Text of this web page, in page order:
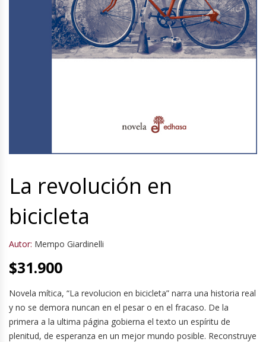
La revolución en
bicicleta
Autor: Mempo Giardinelli
$31.900
Novela mítica, “La revolucion en bicicleta” narra una historia real
y no se demora nuncan en el pesar o en el fracaso. De la
primera a la ultima página gobierna el texto un espíritu de
plenitud, de esperanza en un mejor mundo posible. Reconstruye